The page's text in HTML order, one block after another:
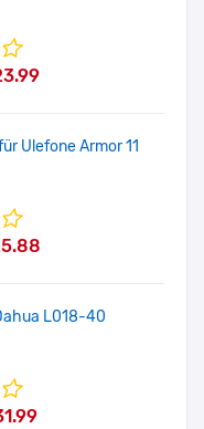
Ulefone Armor 11
L018-40